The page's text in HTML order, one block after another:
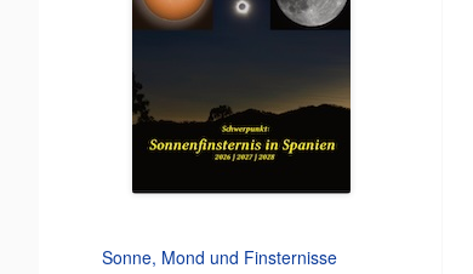
Sonne, Mond und Finsternisse